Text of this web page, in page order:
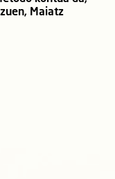
Maiatz